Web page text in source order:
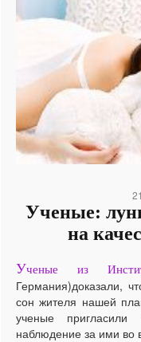
Ученые:
на
Ученые из
Германия)доказали,
сон жителя нашей
ученые
наблюдение за ими во